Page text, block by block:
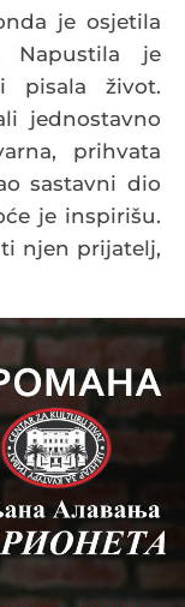
je osjetila
Napustila je
pisala život.
jednostavno
prihvata
sastavni dio
je inspirišu.
njen prijatelj,